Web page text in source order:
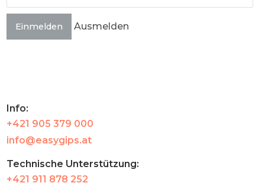
Einmelden Ausmelden
Info:
+421 905 379 000
info@easygips.at
Technische Unterstützung:
+421 911 878 252